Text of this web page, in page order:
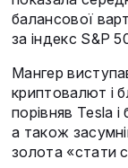
балансової
за індекс S&P
Мангер
криптовалют і
порівняв Tesla
а також
золота «стати